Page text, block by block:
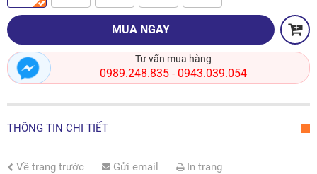
MUA NGAY
Tư vấn mua hàng
0989.248.835- 0943.039.054
THÔNG TIN CHI TIẾT
Về trang trước Gửi email In trang